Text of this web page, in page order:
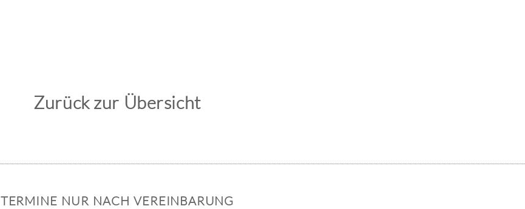
Zurück zur Übersicht
TERMINE NUR NACH VEREINBARUNG